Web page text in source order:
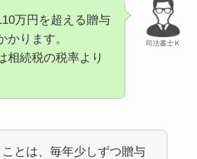
司法書士Ｋ
万円を超える贈与
かります。
相続税の税率より
ことは、毎年少しずつ贈与